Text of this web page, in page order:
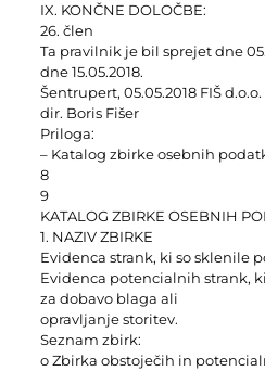
IX. KONČNE DOLOČBE:
26. člen
Ta pravilnik je bil sprejet dne
dne 15.05.2018.
Šentrupert, 05.05.2018 FIŠ d.o.o.
dir. Boris Fišer
Priloga:
– Katalog zbirke osebnih
8
9
KATALOG ZBIRKE OSEBNIH
1. NAZIV ZBIRKE
Evidenca strank, ki so sklenile
Evidenca potencialnih strank,
za dobavo blaga ali
opravljanje storitev.
Seznam zbirk:
o Zbirka obstoječih in